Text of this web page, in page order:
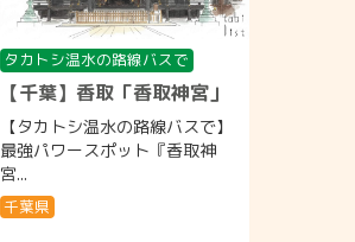
タカトシ温水の路線バスで
【千葉】香取「香取神宮」
【タカトシ温水の路線バスで】
最強パワースポット『香取神
宮...
千葉県